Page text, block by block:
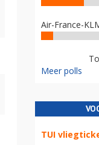
Air-France-
Meer polls
TUI